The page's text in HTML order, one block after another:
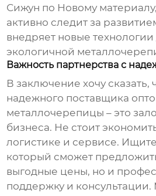
Сижун по Новому
активно следит за
внедряет новые
экологичной
Важность партнерства с
В заключение хочу сказать,
надежного поставщика
металлочерепицы – это
бизнеса. Не стоит
логистике и сервисе.
который сможет
выгодные цены, но и
поддержку и